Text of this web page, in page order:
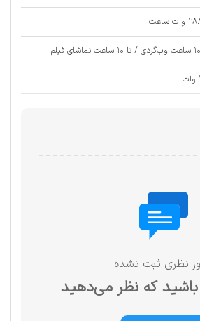
ساعت
نظری ثبت نشده
باشید که نظر می‌دهید